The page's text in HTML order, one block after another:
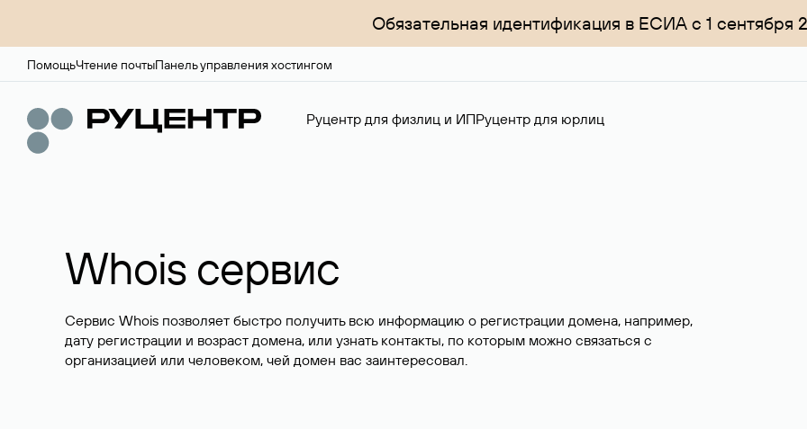
Обязательная идентификация в ЕСИА с 1 сентября
ПомощьЧтение почтыПанель управления хостингом
Руцентр для физлиц и ИПРуцентр для юрлиц
Whois сервис
Сервис Whois позволяет быстро получить всю информацию о регистрации домена, например,
дату регистрации и возраст домена, или узнать контакты, по которым можно связаться с
организацией или человеком, чей домен вас заинтересовал.